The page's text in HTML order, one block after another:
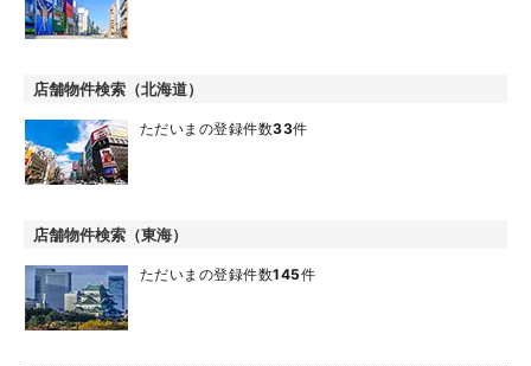
店舗物件検索（北海道）
ただいまの登録件数33件
店舗物件検索（東海）
ただいまの登録件数145件